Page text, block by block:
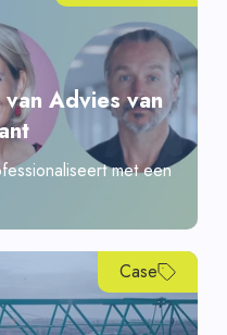
Advies van
met een
Case